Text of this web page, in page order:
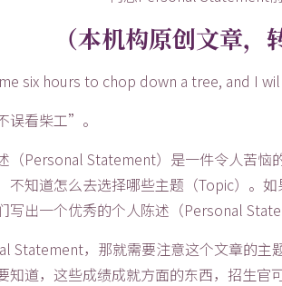
（本机构原创文章，
six hours to chop down a tree, and I
误看柴工”。
（Personal Statement）是一件令人苦
不知道怎么去选择哪些主题（Topic）。
出一个优秀的个人陈述（Personal
Statement，那就需要注意这个文章的
知道，这些成绩成就方面的东西，招生